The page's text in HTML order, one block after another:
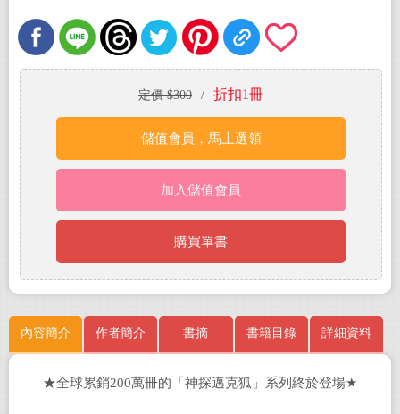
定價 $300 / 折扣1冊
儲值會員，馬上選領
加入儲值會員
購買單書
內容簡介 作者簡介 書摘 書籍目錄 詳細資料
★全球累銷200萬冊的「 神探邁克狐」系列終於登場★